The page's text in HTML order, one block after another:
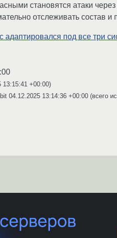
становятся атаки
отслеживать состав
под все три
13:15:41 +00:00)
04.12.2025 13:14:36 +00:00 (всего